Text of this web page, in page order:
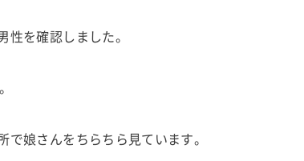
を確認しました。
娘さんをちらちら見ています。